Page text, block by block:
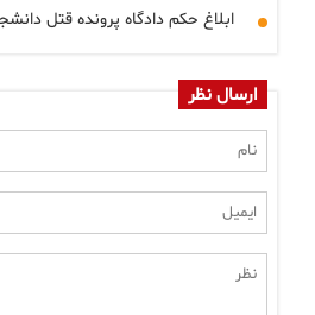
ابلاغ حکم دادگاه پرونده قتل
ارسال نظر